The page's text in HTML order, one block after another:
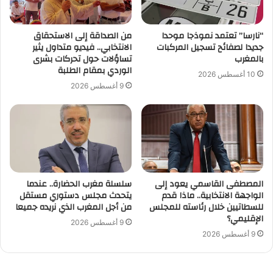
“نارسا” تعتمد نموذجا موحدا
جديدا لصفائح تسجيل المركبات
بالمغرب
10 أغسطس 2026
من الصداقة إلى الاستحقاق
الانتخابي.. فيديو متداول يثير
تساؤلات حول تحركات بشرى
الوردي بمقام الطلبة
9 أغسطس 2026
المصطفى القاسمي يعود إلى
الواجهة الانتخابية.. ماذا قدم
للسطاتيين خلال رئاسته للمجلس
الإقليمي؟
9 أغسطس 2026
سلسلة مغرب الحضارة.. عندما
يتحدث مجلس دستوري مستقل
من أجل المغرب الذي نريده جميعا
9 أغسطس 2026